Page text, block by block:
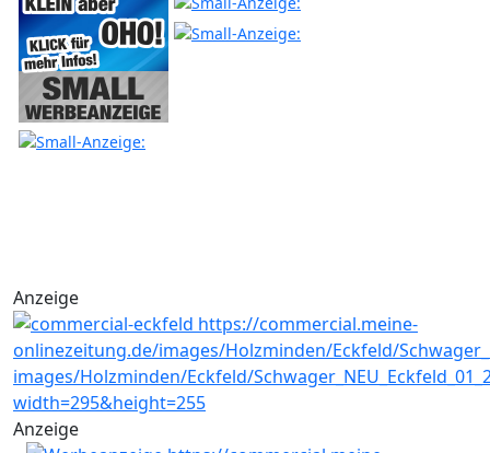
Anzeige
Anzeige